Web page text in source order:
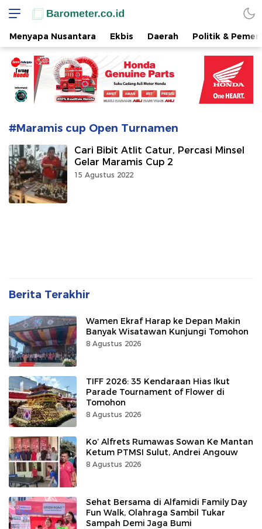
www.barometer.co.id
Berita Terkini di Sulawesi Utara
Menyapa Nusantara Ekbis Daerah Politik &
#Maramis cup Open Turnamen
Cari Bibit Atlit Catur, Percasi Minsel
Gelar Maramis Cup 2
15 Agustus 2022
Berita Terakhir
Wamen Ekraf Harap ke Depan Makin
Banyak Wisatawan Kunjungi Tomohon
8 Agustus 2026
TIFF 2026: 35 Kendaraan Hias Ikut
Parade Tournament of Flower di
Tomohon
8 Agustus 2026
Ko’ Alfrets Rumawas Sowan Ke Mantan
Ketum PTMSI Sulut, Andrei Angouw
8 Agustus 2026
Sehat Bersama di Alfamidi Family Day
Fun Walk, Olahraga Sambil Tukar
Sampah Demi Jaga Bumi